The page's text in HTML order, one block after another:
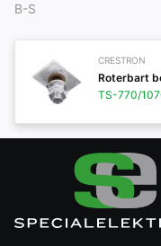
B-S
CRESTRON
Roterbart
TS-770/